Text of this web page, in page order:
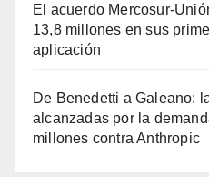
El acuerdo Mercosur-
13,8 millones en sus
aplicación
De Benedetti a Galeano:
alcanzadas por la
millones contra Anthropic